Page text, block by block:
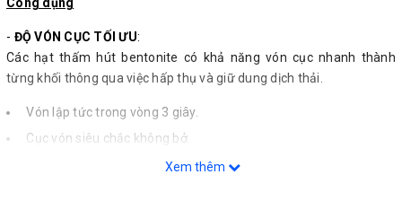
Công dụng
- ĐỘ VÓN CỤC TỐI ƯU:
Các hạt thấm hút bentonite có khả năng vón cục nhanh thành
từng khối thông qua việc hấp thụ và giữ dung dịch thải.
Vón lập tức trong vòng 3 giây.
Cục vón siêu chắc không bở.
Hạn chế tình trạng vón đáy, dính đáy chậu cát.
Xem thêm